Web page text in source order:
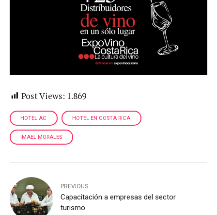
Post Views: 1.869
HOTEL AC HOTEL EN COSTA RICA
IMAEL MORALES
PREVIOUS
Capacitación a empresas del sector
turismo